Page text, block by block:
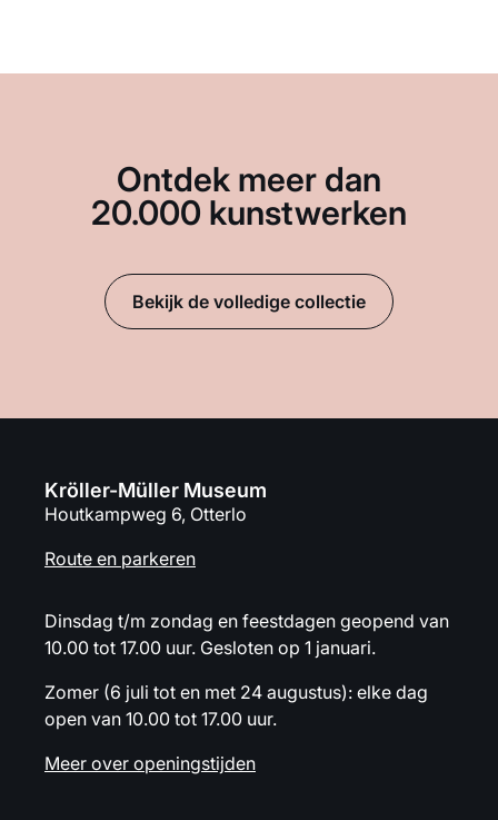
Ontdek meer dan
20.000 kunstwerken
Bekijk de volledige collectie
Kröller-Müller Museum
Houtkampweg 6, Otterlo
Route en parkeren
Dinsdag t/m zondag en feestdagen geopend van
10.00 tot 17.00 uur. Gesloten op 1 januari.
Zomer (6 juli tot en met 24 augustus): elke dag
open van 10.00 tot 17.00 uur.
Meer over openingstijden